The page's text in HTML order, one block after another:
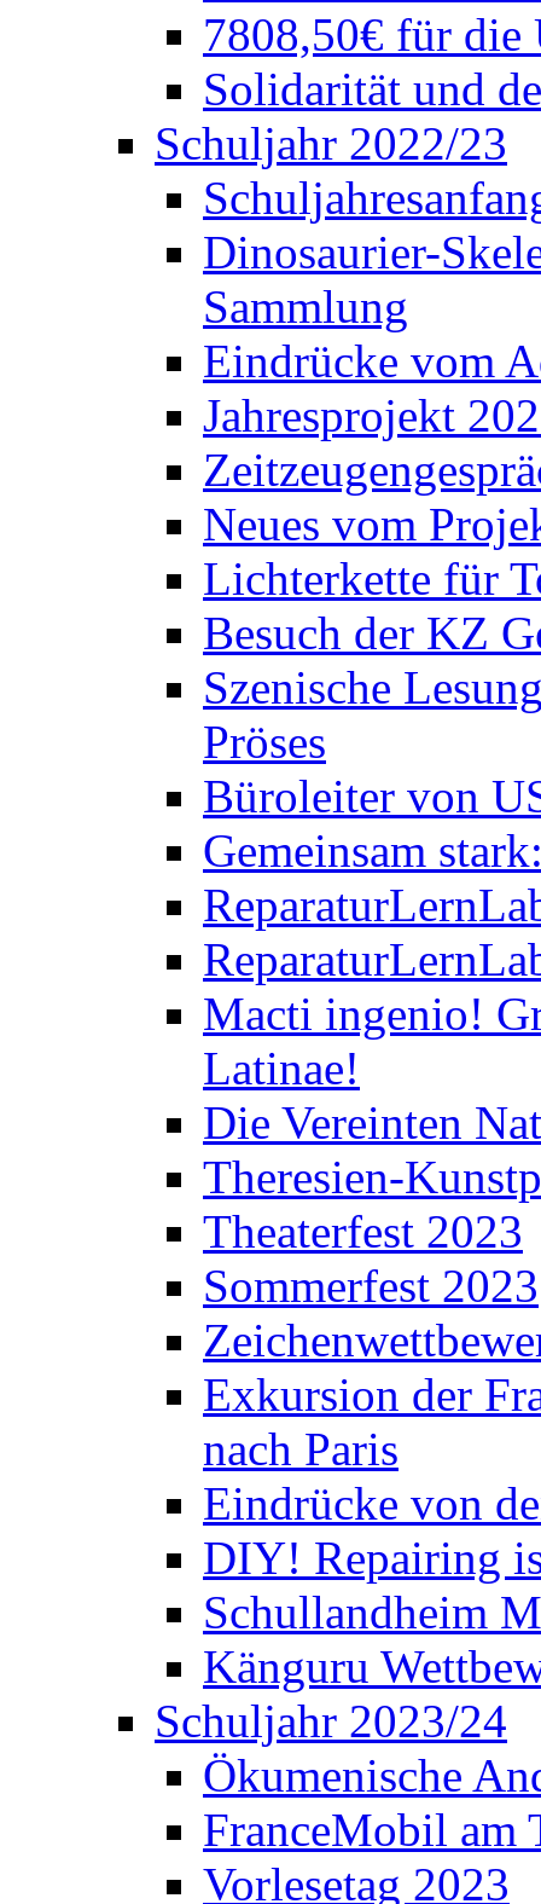
7808,50€ für die
Solidarität und
Schuljahr 2022/23
Dinosaurier-
Sammlung
Eindrücke vom
Jahresprojekt
Neues vom
Lichterkette für
Besuch der KZ
Szenische
Pröses
Büroleiter von
Gemeinsam
Macti ingenio!
Latinae!
Die Vereinten
Theresien-
Theaterfest 2023
Sommerfest 2023
Exkursion der
nach Paris
Eindrücke von
DIY! Repairing
Schullandheim
Känguru
Schuljahr 2023/24
Ökumenische
FranceMobil am
Vorlesetag 2023